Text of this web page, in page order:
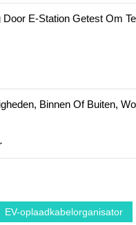
E-Station Getest Om
Binnen Of Buiten,
EV-oplaadkabelorganisator